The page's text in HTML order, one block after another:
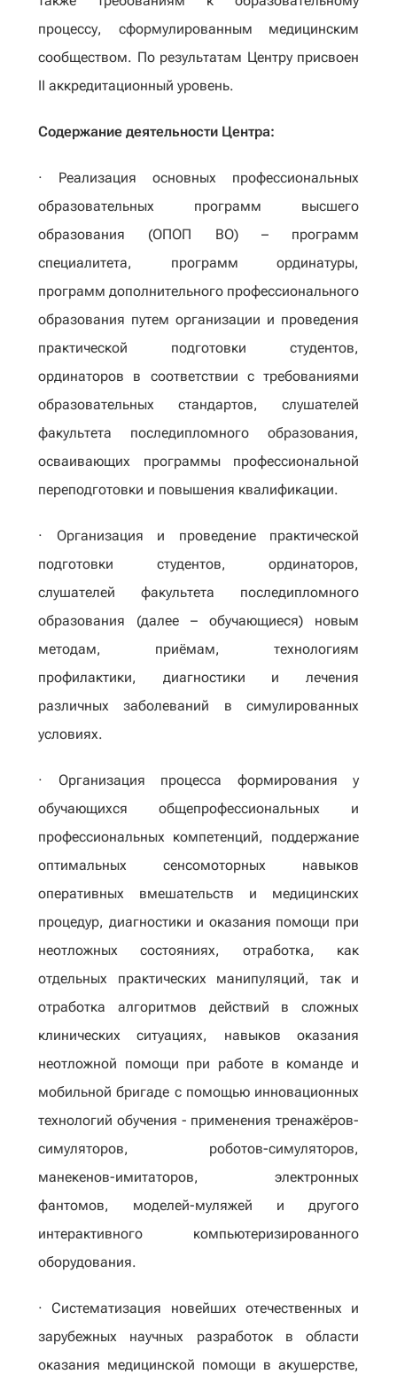
процессу, сформулированным медицинским
сообществом. По результатам Центру присвоен
II аккредитационный уровень.
Содержание деятельности Центра:
· Реализация основных профессиональных
образовательных программ высшего
образования (ОПОП ВО) – программ
специалитета, программ ординатуры,
программ дополнительного профессионального
образования путем организации и проведения
практической подготовки студентов,
ординаторов в соответствии с требованиями
образовательных стандартов, слушателей
факультета последипломного образования,
осваивающих программы профессиональной
переподготовки и повышения квалификации.
· Организация и проведение практической
подготовки студентов, ординаторов,
слушателей факультета последипломного
образования (далее – обучающиеся) новым
методам, приёмам, технологиям
профилактики, диагностики и лечения
различных заболеваний в симулированных
условиях.
· Организация процесса формирования у
обучающихся общепрофессиональных и
профессиональных компетенций, поддержание
оптимальных сенсомоторных навыков
оперативных вмешательств и медицинских
процедур, диагностики и оказания помощи при
неотложных состояниях, отработка, как
отдельных практических манипуляций, так и
отработка алгоритмов действий в сложных
клинических ситуациях, навыков оказания
неотложной помощи при работе в команде и
мобильной бригаде с помощью инновационных
технологий обучения - применения тренажёров-
симуляторов, роботов-симуляторов,
манекенов-имитаторов, электронных
фантомов, моделей-муляжей и другого
интерактивного компьютеризированного
оборудования.
· Систематизация новейших отечественных и
зарубежных научных разработок в области
оказания медицинской помощи в акушерстве,